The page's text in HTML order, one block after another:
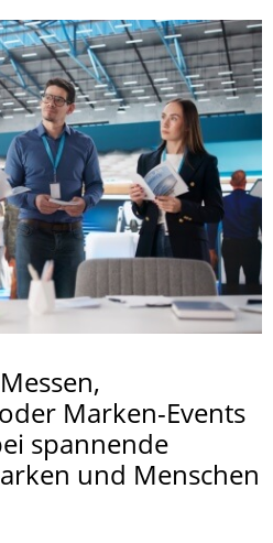
Marken-Events
spannende
und Menschen